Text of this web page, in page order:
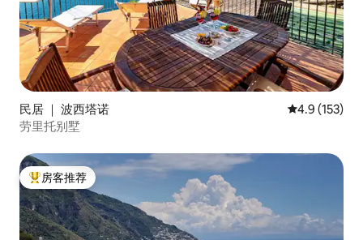
民居 ｜ 波西塔诺 平均评分 4.9
4.9 (153)
劳里托别墅
热门「房客推荐」
房客推荐